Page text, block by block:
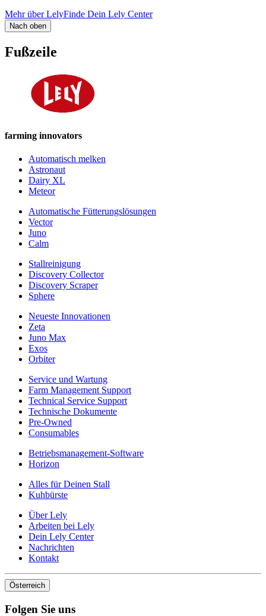
Mehr über LelyFinde Dein Lely Center
Nach oben
Fußzeile
farming innovators
Automatisch melken
Astronaut
Dairy XL
Meteor
Automatische Fütterungslösungen
Vector
Juno
Calm
Stallreinigung
Discovery Collector
Discovery Scraper
Sphere
Neueste Innovationen
Zeta
Juno Max
Exos
Orbiter
Service und Wartung
Farm Management Support
Technical Service Support
Technische Dokumente
Pre-Owned
Consumables
Betriebsmanagement-Software
Horizon
Alles für Deinen Stall
Kuhbürste
Über Lely
Arbeiten bei Lely
Dein Lely Center
Nachrichten
Kontakt
Österreich
Folgen Sie uns